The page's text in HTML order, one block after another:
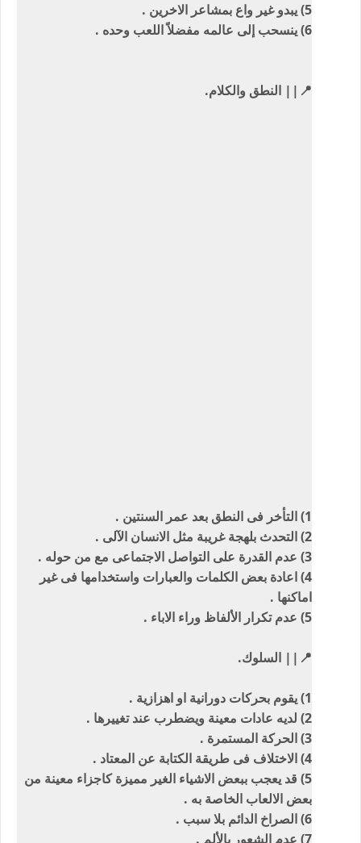
5) يبدو غير واع بمشاعر الاخرين .
6) ينسحب إلى عالمه مفضلاً اللعب وحده .
📍|| النطق والكلام.
1) التأخر فى النطق بعد عمر السنتين .
2) التحدث بلهجة غريبة مثل الانسان الآلى .
3) عدم القدرة على التواصل الاجتماعى مع من حوله .
4) اعادة بعض الكلمات والعبارات واستخدامها فى غير
اماكنها .
5) عدم تكرار الألفاظ وراء الاباء .
📍|| السلوك.
1) يقوم بحركات دورانية او اهزازية .
2) لديه عادات معينة ويضطرب عند تغييرها .
3) الحركة المستمرة .
4) الاختلاف فى طريقة الكتابة عن المعتاد .
5) قد يعجب ببعض الاشياء الغير مميزة كاجزاء معينة من
بعض الالعاب الخاصة به .
6) الصراخ الدائم بلا سبب .
7) عدم الشعور بالألم .